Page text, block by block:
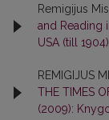
Remigijus
and Reading
USA (till 1904)
REMIGIJUS
THE TIMES
(2009):